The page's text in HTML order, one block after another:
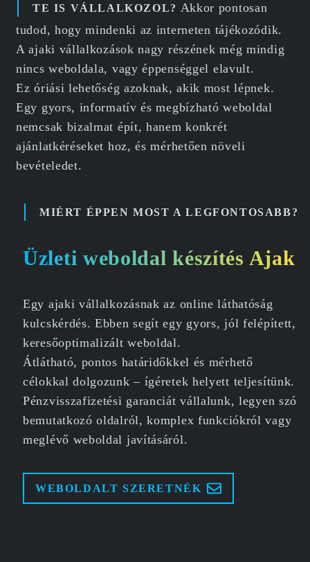
TE IS VÁLLALKOZOL? Akkor pontosan
tudod, hogy mindenki az interneten tájékozódik.
A ajaki vállalkozások nagy részének még mindig
nincs weboldala, vagy éppenséggel elavult.
Ez óriási lehetőség azoknak, akik most lépnek.
Egy gyors, informatív és megbízható weboldal
nemcsak bizalmat épít, hanem konkrét
ajánlatkéréseket hoz, és mérhetően növeli
bevételedet.
MIÉRT ÉPPEN MOST A LEGFONTOSABB?
Üzleti weboldal készítés Ajak
Egy ajaki vállalkozásnak az online láthatóság
kulcskérdés. Ebben segít egy gyors, jól felépített,
keresőoptimalizált weboldal.
Átlátható, pontos határidőkkel és mérhető
célokkal dolgozunk – ígéretek helyett teljesítünk.
Pénzvisszafizetési garanciát vállalunk, legyen szó
bemutatkozó oldalról, komplex funkciókról vagy
meglévő weboldal javításáról.
WEBOLDALT SZERETNÉK